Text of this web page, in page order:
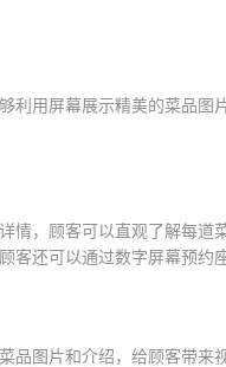
用屏幕展示精美的菜品
，顾客可以直观了解每道
还可以通过数字屏幕预约
图片和介绍，给顾客带